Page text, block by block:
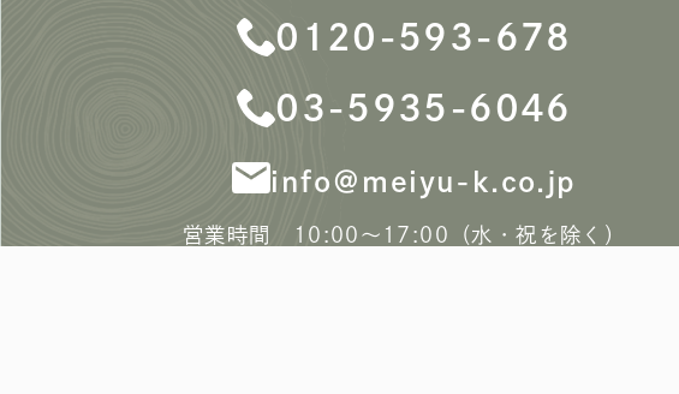
0120-593-678
03-5935-6046
info＠meiyu-k.co.jp
営業時間 10:00〜17:00（水・祝を除く）